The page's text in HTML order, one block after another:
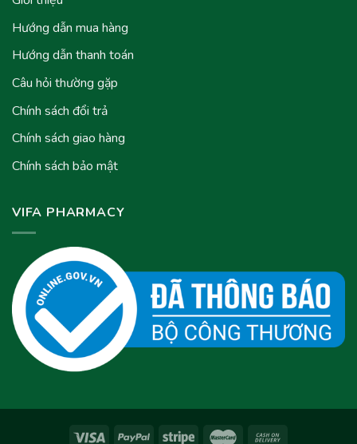
Hướng dẫn mua hàng
Hướng dẫn thanh toán
Câu hỏi thường gặp
Chính sách đổi trả
Chính sách giao hàng
Chính sách bảo mật
VIFA PHARMACY